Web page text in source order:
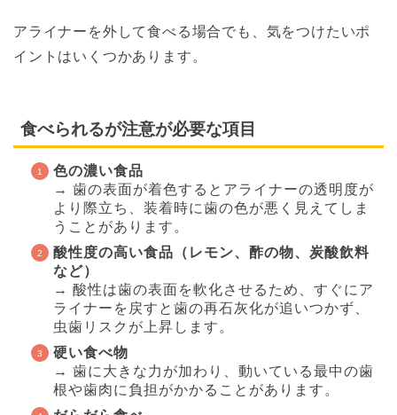
アライナーを外して食べる場合でも、気をつけたいポ
イントはいくつかあります。
食べられるが注意が必要な項目
色の濃い食品
→ 歯の表面が着色するとアライナーの透明度が
より際立ち、装着時に歯の色が悪く見えてしま
うことがあります。
酸性度の高い食品（レモン、酢の物、炭酸飲料
など）
→ 酸性は歯の表面を軟化させるため、すぐにア
ライナーを戻すと歯の再石灰化が追いつかず、
虫歯リスクが上昇します。
硬い食べ物
→ 歯に大きな力が加わり、動いている最中の歯
根や歯肉に負担がかかることがあります。